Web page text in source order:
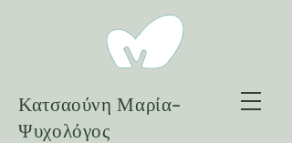
Κατσαούνη Μαρία-
Ψυχολόγος